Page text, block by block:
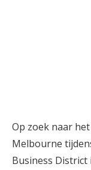
Op zoek naar
Melbourne
Business